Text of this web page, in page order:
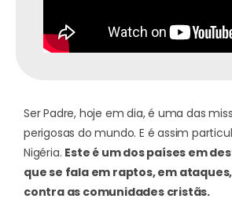
Ser Padre, hoje em dia, é uma das
perigosas do mundo. E é assim
Nigéria. Este é um dos países em
que se fala em raptos, em
contra as comunidades cristãs.